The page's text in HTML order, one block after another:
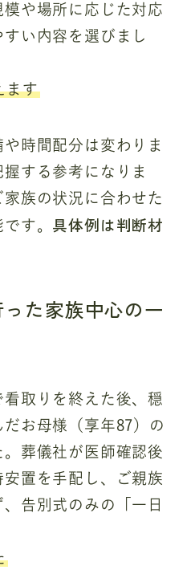
や場所に応じた対応
い内容を選びまし
ます
時間配分は変わりま
する参考になりま
族の状況に合わせた
す。 具体例は判断材
た家族中心の一
取りを終えた後、穏
お母様（享年87）の
葬儀社が医師確認後
置を手配し、ご親族
告別式のみの「一日